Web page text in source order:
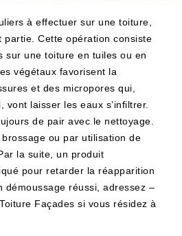
à effectuer sur une toiture,
partie. Cette opération consiste
sur une toiture en tuiles ou en
végétaux favorisent la
et des micropores qui,
vont laisser les eaux s’infiltrer.
de pair avec le nettoyage.
ou par utilisation de
la suite, un produit
pour retarder la réapparition
démoussage réussi, adressez –
Façades si vous résidez à